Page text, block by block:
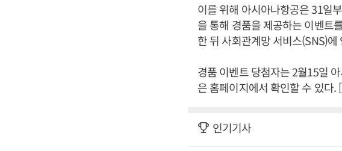
이를 위해 아시아나항공은 31일
을 통해 경품을 제공하는 이벤트
한 뒤 사회관계망 서비스(SNS)
경품 이벤트 당첨자는 2월15일
은 홈페이지에서 확인할 수 있다
인기기사